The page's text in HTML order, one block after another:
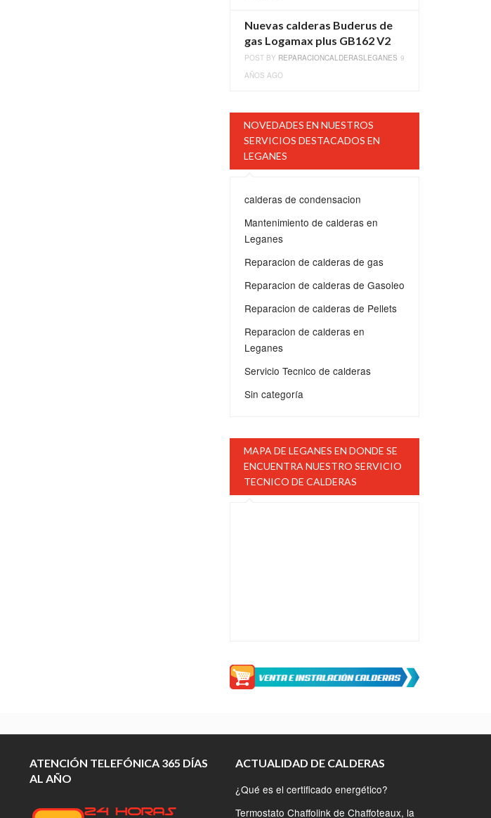
Nuevas calderas Buderus de
gas Logamax plus GB162 V2
POST BY REPARACIONCALDERASLEGANES 9
AÑOS AGO
NOVEDADES EN NUESTROS
SERVICIOS DESTACADOS EN
LEGANES
calderas de condensacion
Mantenimiento de calderas en
Leganes
Reparacion de calderas de gas
Reparacion de calderas de Gasoleo
Reparacion de calderas de Pellets
Reparacion de calderas en
Leganes
Servicio Tecnico de calderas
Sin categoría
MAPA DE LEGANES EN DONDE SE
ENCUENTRA NUESTRO SERVICIO
TECNICO DE CALDERAS
ATENCIÓN TELEFÓNICA 365 DÍAS
AL AÑO
ACTUALIDAD DE CALDERAS
¿Qué es el certificado energético?
Termostato Chaffolink de Chaffoteaux, la